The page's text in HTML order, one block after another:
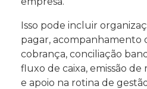
Isso pode incluir
pagar, acompanhamento
cobrança, conciliação
fluxo de caixa, emissão
e apoio na rotina de